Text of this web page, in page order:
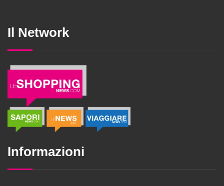
Il Network
Informazioni